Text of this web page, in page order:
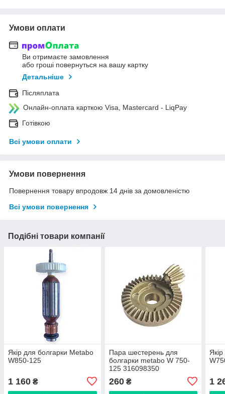
Умови оплати
Ви отримаєте замовлення
або гроші повернуться на вашу картку
Детальніше
Післяплата
Онлайн-оплата карткою Visa, Mastercard - LiqPay
Готівкою
Всі умови оплати
Умови повернення
Повернення товару впродовж 14 днів за домовленістю
Всі умови повернення
Подібні товари компанії
Якір для болгарки Metabo
W850-125
1 160 ₴
Пара шестерень для
болгарки metabo W 750-
125 316098350
260₴ 1